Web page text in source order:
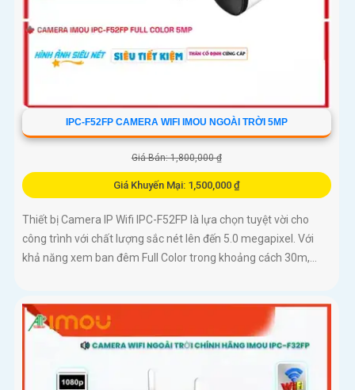
IPC-F52FP CAMERA WIFI IMOU NGOÀI TRỜI 5MP
Giá Bán: 1,800,000 ₫
Giá Khuyến Mại: 1,500,000 ₫
Thiết bị Camera IP Wifi IPC-F52FP là lựa chọn tuyệt vời cho
công trình với chất lượng sắc nét lên đến 5.0 megapixel. Với
khả năng xem ban đêm Full Color trong khoảng cách 30m,...